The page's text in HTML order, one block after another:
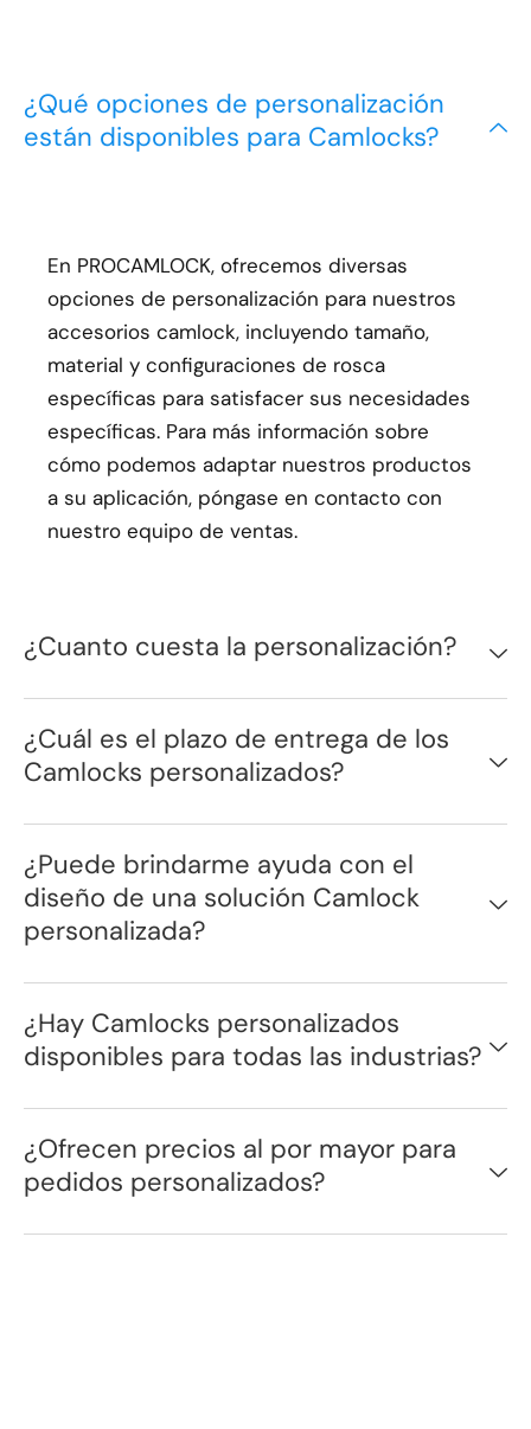
¿Qué opciones de personalización
están disponibles para Camlocks?
En PROCAMLOCK, ofrecemos diversas
opciones de personalización para nuestros
accesorios camlock, incluyendo tamaño,
material y configuraciones de rosca
específicas para satisfacer sus necesidades
específicas. Para más información sobre
cómo podemos adaptar nuestros productos
a su aplicación, póngase en contacto con
nuestro equipo de ventas.
¿Cuanto cuesta la personalización?
¿Cuál es el plazo de entrega de los
Camlocks personalizados?
¿Puede brindarme ayuda con el
diseño de una solución Camlock
personalizada?
¿Hay Camlocks personalizados
disponibles para todas las industrias?
¿Ofrecen precios al por mayor para
pedidos personalizados?